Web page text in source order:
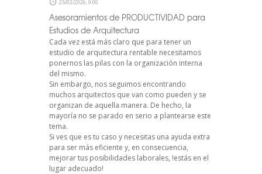
25/02/2026, 9:00
Asesoramientos de PRODUCTIVIDAD para
Estudios de Arquitectura
Cada vez está más claro que para tener un
estudio de arquitectura rentable necesitamos
ponernos las pilas con la organización interna
del mismo.
Sin embargo, nos seguimos encontrando
muchos arquitectos que van como pueden y se
organizan de aquella manera. De hecho, la
mayoría no se parado en serio a plantearse este
tema.
Si ves que es tu caso y necesitas una ayuda extra
para ser más eficiente y, en consecuencia,
mejorar tus posibilidades laborales, !estás en el
lugar adecuado!